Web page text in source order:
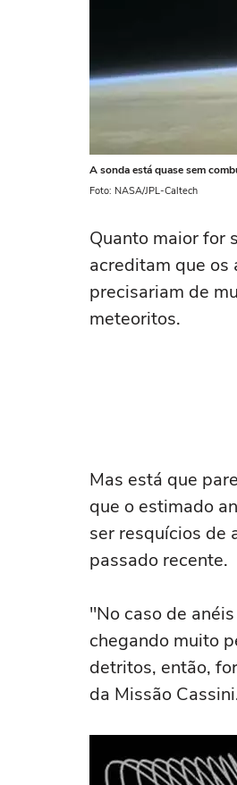
A sonda está quase sem
Foto: NASA/JPL-Caltech
Quanto maior for
acreditam que os
precisariam de
meteoritos.
Mas está que
que o estimado
ser resquícios de
passado recente.
"No caso de
chegando muito
detritos, então,
da Missão